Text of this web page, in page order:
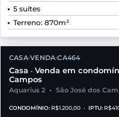
5 suítes
Terreno: 870m²
CASA•VENDA•CA464
Casa • Venda em
Campos
Aquarius 2 • São José dos
CONDOMÍNIO: R$1.200,00 • IPTU: